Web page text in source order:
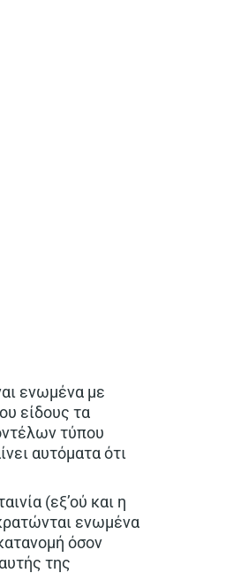
ενωμένα με
είδους τα
τύπου
αυτόματα ότι
(εξ’ού και η
ενωμένα
όσον
της